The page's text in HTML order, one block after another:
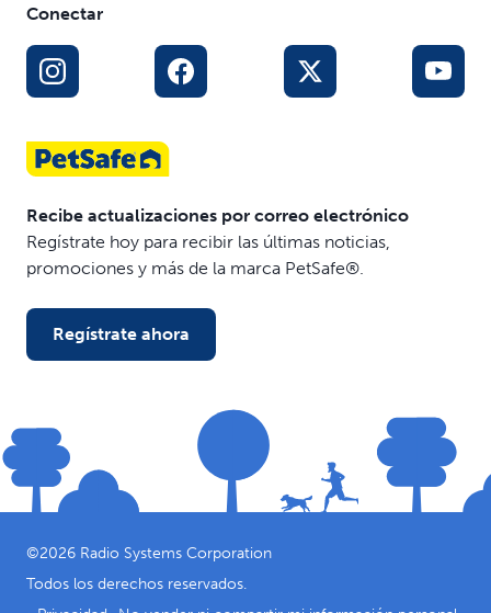
Conectar
Recibe actualizaciones por correo electrónico
Regístrate hoy para recibir las últimas noticias,
promociones y más de la marca PetSafe®.
Regístrate ahora
©2026 Radio Systems Corporation
Todos los derechos reservados.